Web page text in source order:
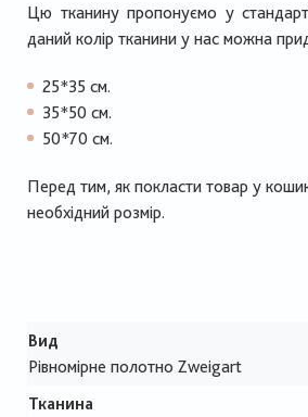
Цю тканину пропонуємо у
даний колір тканини у нас можна
25*35 см.
35*50 см.
50*70 см.
Перед тим, як покласти товар у
необхідний розмір.
Вид
Рівномірне полотно Zweigart
Тканина